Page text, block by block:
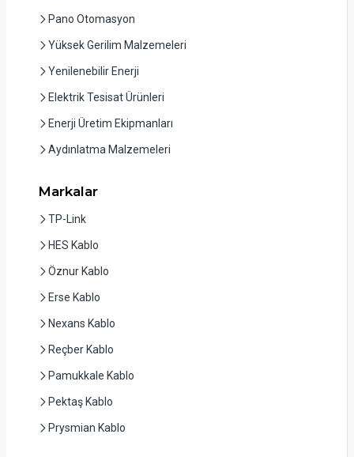
Pano Otomasyon
Yüksek Gerilim Malzemeleri
Yenilenebilir Enerji
Elektrik Tesisat Ürünleri
Enerji Üretim Ekipmanları
Aydınlatma Malzemeleri
Markalar
TP-Link
HES Kablo
Öznur Kablo
Erse Kablo
Nexans Kablo
Reçber Kablo
Pamukkale Kablo
Pektaş Kablo
Prysmian Kablo